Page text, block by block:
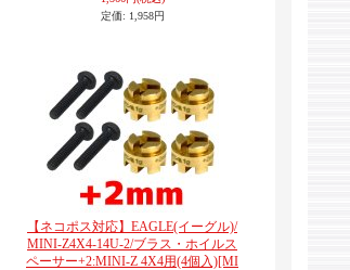
定価: 1,958円
【ネコポス対応】EAGLE(イーグル)/
MINI-Z4X4-14U-2/ブラス・ホイルス
ペーサー+2:MINI-Z 4X4用(4個入)[MI